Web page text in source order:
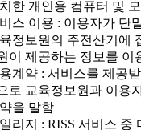
한 개인용 컴퓨터 및 모
스 이용 : 이용자가 단
정보원의 주전산기에
이 제공하는 정보를 이
계약 : 서비스를 제공받
로 교육정보원과 이용
을 말함
리지 : RISS 서비스 중